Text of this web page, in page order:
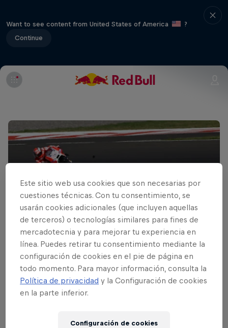
Want to see content from United States of America
?
Continue
Lee a continuación
Al rojo vivo en Argentina:
Los momentos claves
El GP de MotoGP fue explosivo, con Márquez y Rossi
Este sitio web usa cookies que son necesarias por
cuestiones técnicas. Con tu consentimiento, se
usarán cookies adicionales (que incluyen aquellas
de terceros) o tecnologías similares para fines de
mercadotecnia y para mejorar tu experiencia en
línea. Puedes retirar tu consentimiento mediante la
configuración de cookies en el pie de página en
todo momento. Para mayor información, consulta la
Política de privacidad y la Configuración de cookies
en la parte inferior.
Configuración de cookies